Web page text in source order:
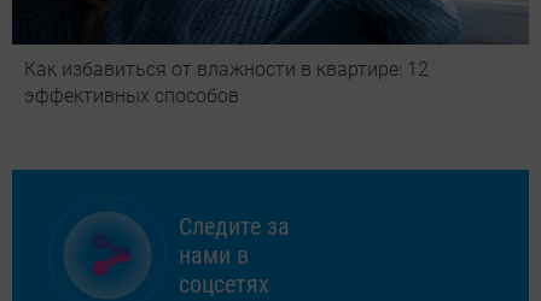
Как избавиться от влажности в квартире: 12
эффективных способов
Следите за
нами в
соцсетях